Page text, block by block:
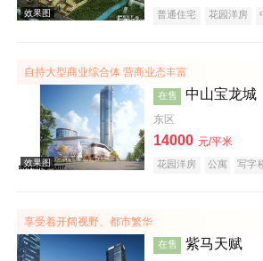
普通住宅 花园洋房
自持大型商业综合体 营商业态丰富
在售 中山宝龙城
东区
14000 元/平米
花园洋房 公寓 写字
享受着开阔视野、都市繁华
在售 紫马天赋